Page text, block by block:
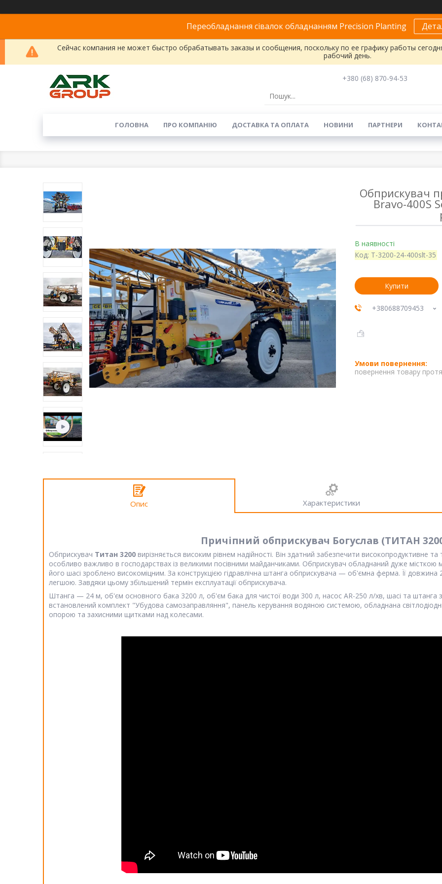
Переобладнання сівалок обладнанням Precision Planting
Сейчас компания не может быстро обрабатывать заказы и сообщения, поскольку по ее графику работы
рабочий день.
+380 (68) 870-94-53
ГОЛОВНА ПРО КОМПАНІЮ ДОСТАВКА ТА ОПЛАТА НОВИНИ ПАРТНЕРИ
Обприскувач
Bravo-400S
В наявності
Код: T-3200-24-400slt-35
Купити
+380688709453
повернення товару
Опис Характеристики
Причіпний обприскувач Богуслав (ТИТАН
Обприскувач Титан 3200 вирізняється високим рівнем надійності. Він здатний забезпечити високопродуктивне
особливо важливо в господарствах із великими посівними майданчиками. Обприскувач обладнаний дуже місткою
його шасі зроблено високоміцним. За конструкцією гідравлічна штанга обприскувача — об'ємна ферма. Її
легшою. Завдяки цьому збільшений термін експлуатації обприскувача.
Штанга — 24 м, об'єм основного бака 3200 л, об'єм бака для чистої води 300 л, насос AR-250 л/хв, шасі та штанга
встановлений комплект "Убудова самозаправляння", панель керування водяною системою, обладнана
опорою та захисними щитками над колесами.